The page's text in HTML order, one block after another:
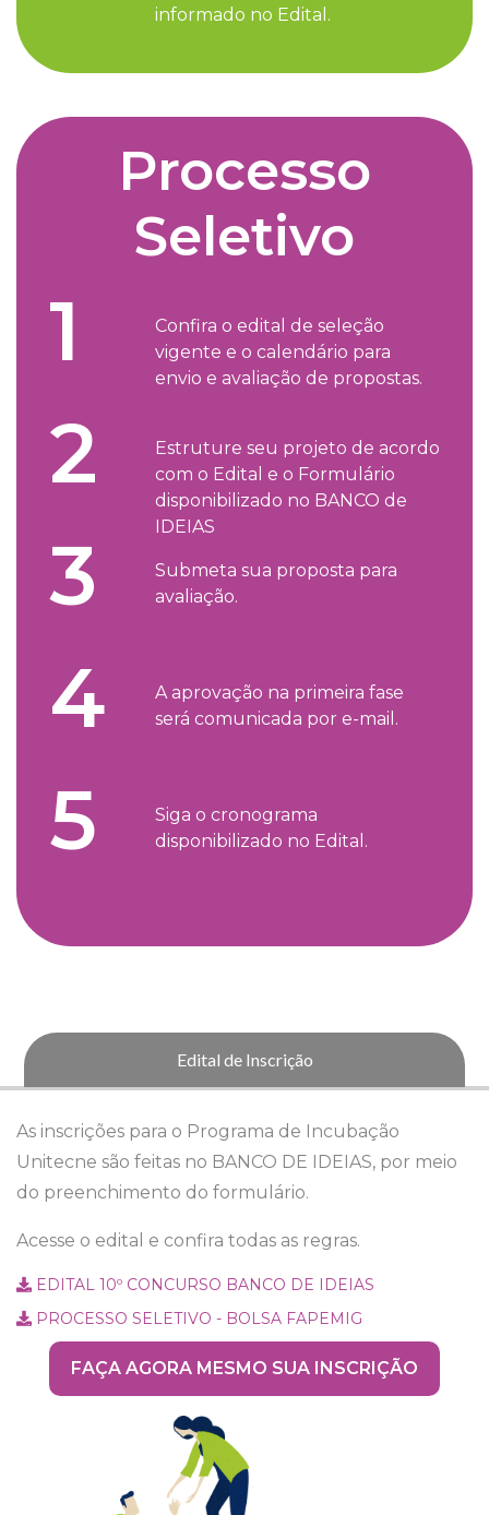
informado no Edital.
Processo
Seletivo
1
Confira o edital de seleção
vigente e o calendário para
envio e avaliação de propostas.
2
Estruture seu projeto de acordo
com o Edital e o Formulário
disponibilizado no BANCO de
IDEIAS
3
Submeta sua proposta para
avaliação.
4
A aprovação na primeira fase
será comunicada por e-mail.
5
Siga o cronograma
disponibilizado no Edital.
Edital de Inscrição
As inscrições para o Programa de Incubação
Unitecne são feitas no BANCO DE IDEIAS, por meio
do preenchimento do formulário.
Acesse o edital e confira todas as regras.
EDITAL 10º CONCURSO BANCO DE IDEIAS
PROCESSO SELETIVO - BOLSA FAPEMIG
FAÇA AGORA MESMO SUA INSCRIÇÃO